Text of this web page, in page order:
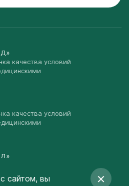
качества условий
качества условий
сайтом, вы